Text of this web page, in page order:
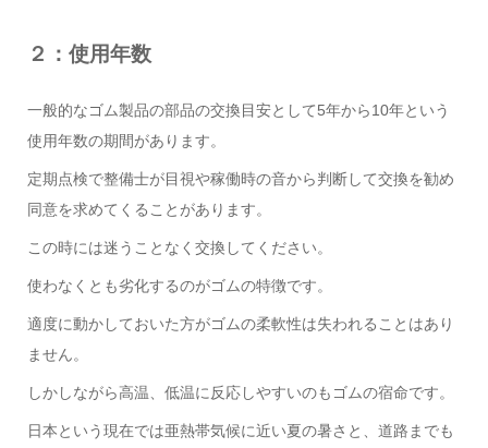
２：使用年数
一般的なゴム製品の部品の交換目安として5年から10年という
使用年数の期間があります。
定期点検で整備士が目視や稼働時の音から判断して交換を勧め
同意を求めてくることがあります。
この時には迷うことなく交換してください。
使わなくとも劣化するのがゴムの特徴です。
適度に動かしておいた方がゴムの柔軟性は失われることはあり
ません。
しかしながら高温、低温に反応しやすいのもゴムの宿命です。
日本という現在では亜熱帯気候に近い夏の暑さと、道路までも